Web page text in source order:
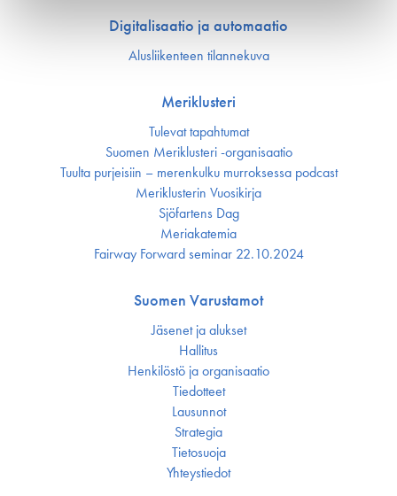
Digitalisaatio ja automaatio
Alusliikenteen tilannekuva
Meriklusteri
Tulevat tapahtumat
Suomen Meriklusteri -organisaatio
Tuulta purjeisiin – merenkulku murroksessa podcast
Meriklusterin Vuosikirja
Sjöfartens Dag
Meriakatemia
Fairway Forward seminar 22.10.2024
Suomen Varustamot
Jäsenet ja alukset
Hallitus
Henkilöstö ja organisaatio
Tiedotteet
Lausunnot
Strategia
Tietosuoja
Yhteystiedot